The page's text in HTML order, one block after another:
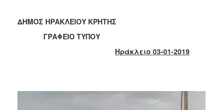
2020
2019
ΔΗΜΟΣ ΗΡΑΚΛΕΙΟΥ ΚΡΗΤΗΣ
ΓΡΑΦΕΙΟ ΤΥΠΟΥ
Ηράκλειο 03-01-2019